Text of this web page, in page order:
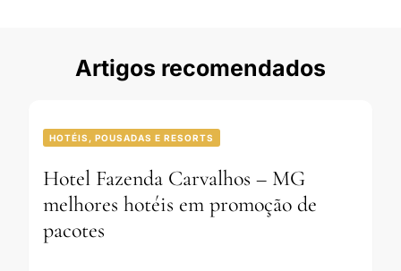
Artigos recomendados
HOTÉIS, POUSADAS E RESORTS
Hotel Fazenda Carvalhos – MG
melhores hotéis em promoção de
pacotes